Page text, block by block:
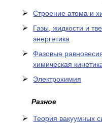
Cтроение атома и
Газы, жидкости и
энергетика
Фазовые
химическая
Электрохимия
Разное
Теория вакуумных